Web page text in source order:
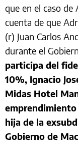
que en el caso de
cuenta de que
(r) Juan Carlos
durante el
participa del
10%, Ignacio
Midas Hotel
hija de la
Gobierno de